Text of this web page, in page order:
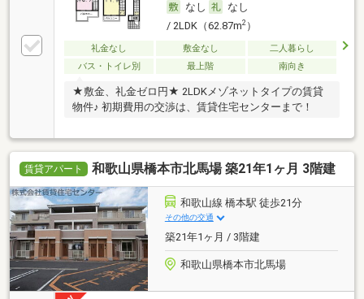
なし
なし
/ 2LDK（62.87m2）
礼金なし 敷金なし
二人暮らし
バス・トイレ別
最上階 南向き
★敷金、礼金ゼロ円★ 2LDKメゾネットタイプの賃貸
物件♪ 初期費用の交渉は、賃貸住宅センターまで！
賃貸アパート 和歌山県橋本市北馬場 築21年1ヶ月 3階建
和歌山線 橋本駅 徒歩21分
その他の交通
築21年1ヶ月 / 3階建
和歌山県橋本市北馬場